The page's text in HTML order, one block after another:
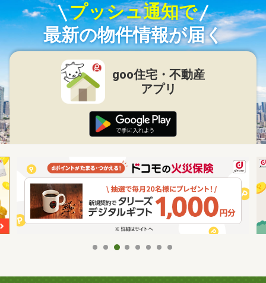
プッシュ通知で
最新の物件情報が届く
goo住宅・不動産
アプリ